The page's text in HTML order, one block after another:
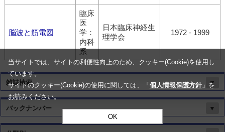
雑誌検索 ▼
バックナンバー ▼
脳波と筋電図
臨床
医
学：
内科
系
日本臨床神経生
理学会
1972 - 1999
当サイトでは、サイトの利便性向上のため、クッキー(Cookie)を使用し
ています。
サイトのクッキー(Cookie)の使用に関しては、「 個人情報保護方針」を
お読みください。
OK